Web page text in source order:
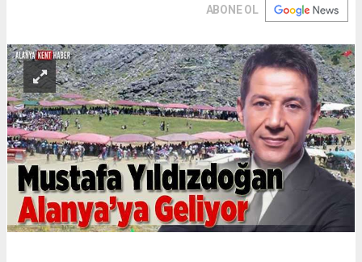
ABONE OL